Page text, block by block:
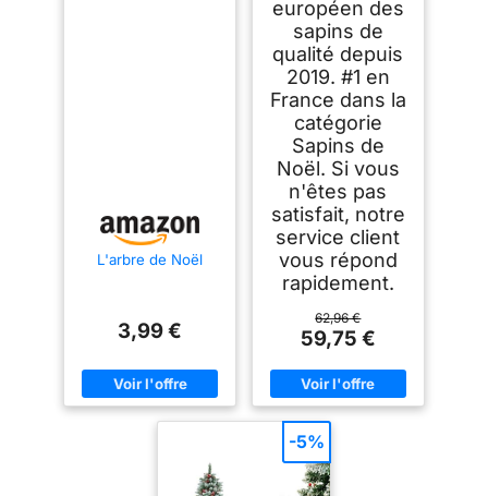
L'arbre de Noël
3,99 €
européen des
sapins de
qualité depuis
2019. #1 en
France dans la
catégorie
Sapins de
Noël. Si vous
n'êtes pas
satisfait, notre
service client
vous répond
rapidement.
62,96 €
59,75 €
-5%